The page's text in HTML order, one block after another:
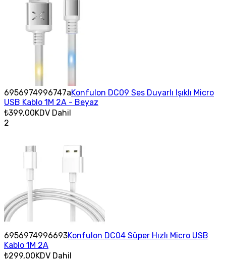
6956974996747aKonfulon DC09 Ses Duyarlı Işıklı Micro
USB Kablo 1M 2A - Beyaz
₺399,00KDV Dahil
2
6956974996693Konfulon DC04 Süper Hızlı Micro USB
Kablo 1M 2A
₺299,00KDV Dahil